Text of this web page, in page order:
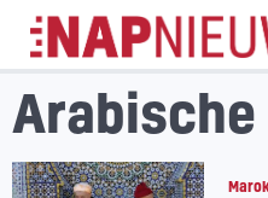
Skip
naar
inhoud